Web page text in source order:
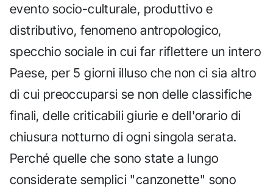
evento socio-culturale, produttivo e
distributivo, fenomeno antropologico,
specchio sociale in cui far riflettere un intero
Paese, per 5 giorni illuso che non ci sia altro
di cui preoccuparsi se non delle classifiche
finali, delle criticabili giurie e dell'orario di
chiusura notturno di ogni singola serata.
Perché quelle che sono state a lungo
considerate semplici "canzonette" sono